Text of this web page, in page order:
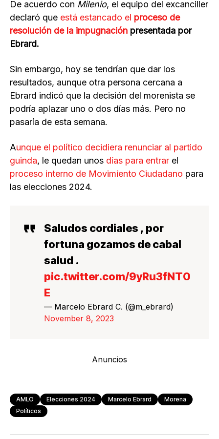
De acuerdo con Milenio, el equipo del excanciller
declaró que está estancado el proceso de
resolución de la impugnación presentada por
Ebrard.
Sin embargo, hoy se tendrían que dar los
resultados, aunque otra persona cercana a
Ebrard indicó que la decisión del morenista se
podría aplazar uno o dos días más. Pero no
pasaría de esta semana.
Aunque el político decidiera renunciar al partido
guinda, le quedan unos días para entrar el
proceso interno de Movimiento Ciudadano para
las elecciones 2024.
Saludos cordiales , por
fortuna gozamos de cabal
salud .
pic.twitter.com/9yRu3fNT0
E
— Marcelo Ebrard C. (@m_ebrard)
November 8, 2023
Anuncios
AMLO Elecciones 2024 Marcelo Ebrard
Morena
Políticos